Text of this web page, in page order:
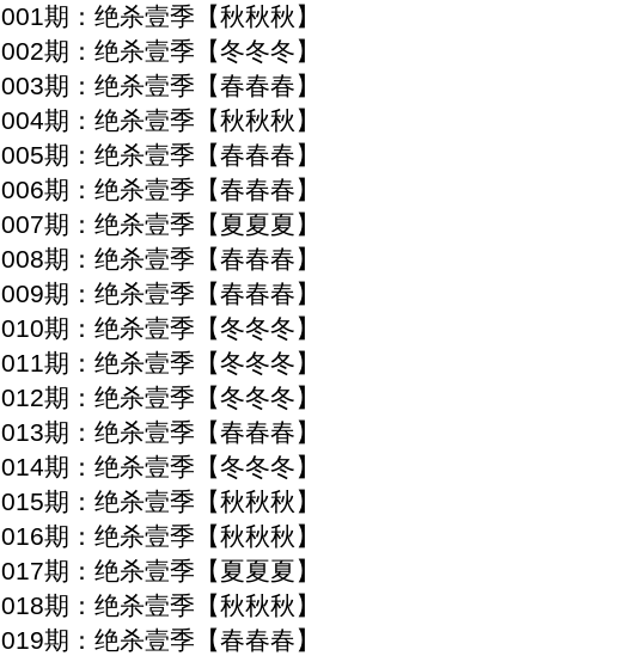
001期：绝杀壹季【秋秋秋】
002期：绝杀壹季【冬冬冬】
003期：绝杀壹季【春春春】
004期：绝杀壹季【秋秋秋】
005期：绝杀壹季【春春春】
006期：绝杀壹季【春春春】
007期：绝杀壹季【夏夏夏】
008期：绝杀壹季【春春春】
009期：绝杀壹季【春春春】
010期：绝杀壹季【冬冬冬】
011期：绝杀壹季【冬冬冬】
012期：绝杀壹季【冬冬冬】
013期：绝杀壹季【春春春】
014期：绝杀壹季【冬冬冬】
015期：绝杀壹季【秋秋秋】
016期：绝杀壹季【秋秋秋】
017期：绝杀壹季【夏夏夏】
018期：绝杀壹季【秋秋秋】
019期：绝杀壹季【春春春】